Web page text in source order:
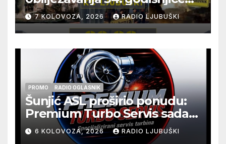
pogibije generala Blaža
Kraljevića i osmorice
pripadnika HOS-a
7 KOLOVOZA, 2026 RADIO LJUBUŠKI
PROMO RADIO OGLASNIK
Šunjić ASL proširio ponudu:
Premium Turbo Servis sada
na jednoj adresi u Ljubuškom
6 KOLOVOZA, 2026 RADIO LJUBUŠKI